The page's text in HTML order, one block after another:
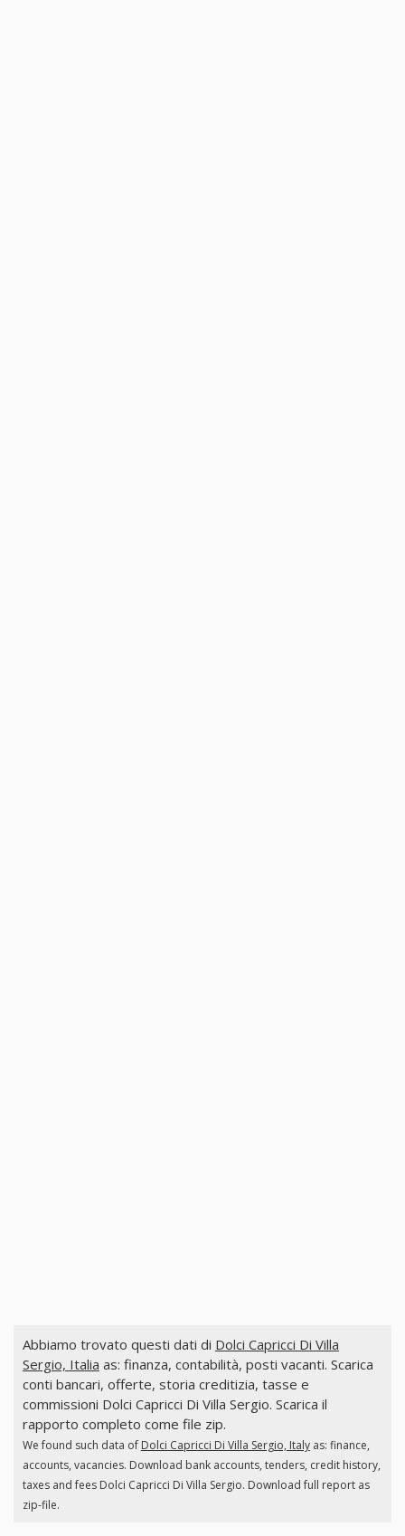
Abbiamo trovato questi dati di Dolci Capricci Di Villa
Sergio, Italia as: finanza, contabilità, posti vacanti. Scarica
conti bancari, offerte, storia creditizia, tasse e
commissioni Dolci Capricci Di Villa Sergio. Scarica il
rapporto completo come file zip.
We found such data of Dolci Capricci Di Villa Sergio, Italyas: finance,
accounts, vacancies. Download bank accounts, tenders, credit history,
taxes and fees Dolci Capricci Di Villa Sergio. Download full report as
zip-file.